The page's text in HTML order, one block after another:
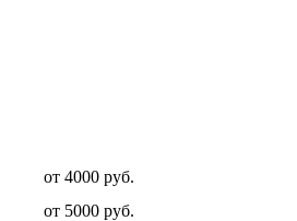
от 4000 руб.
от 5000 руб.